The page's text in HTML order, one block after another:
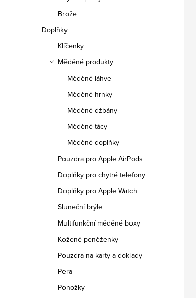
Brože
Doplňky
Klíčenky
Měděné produkty
Měděné láhve
Měděné hrnky
Měděné džbány
Měděné tácy
Měděné doplňky
Pouzdra pro Apple AirPods
Doplňky pro chytré telefony
Doplňky pro Apple Watch
Sluneční brýle
Multifunkční měděné boxy
Kožené peněženky
Pouzdra na karty a doklady
Pera
Ponožky